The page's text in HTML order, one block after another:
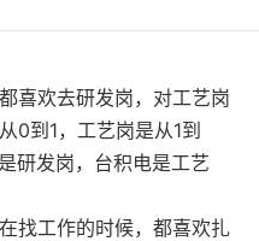
喜欢去研发岗，对工艺岗
0到1，工艺岗是从1到
研发岗，台积电是工艺
找工作的时候，都喜欢扎